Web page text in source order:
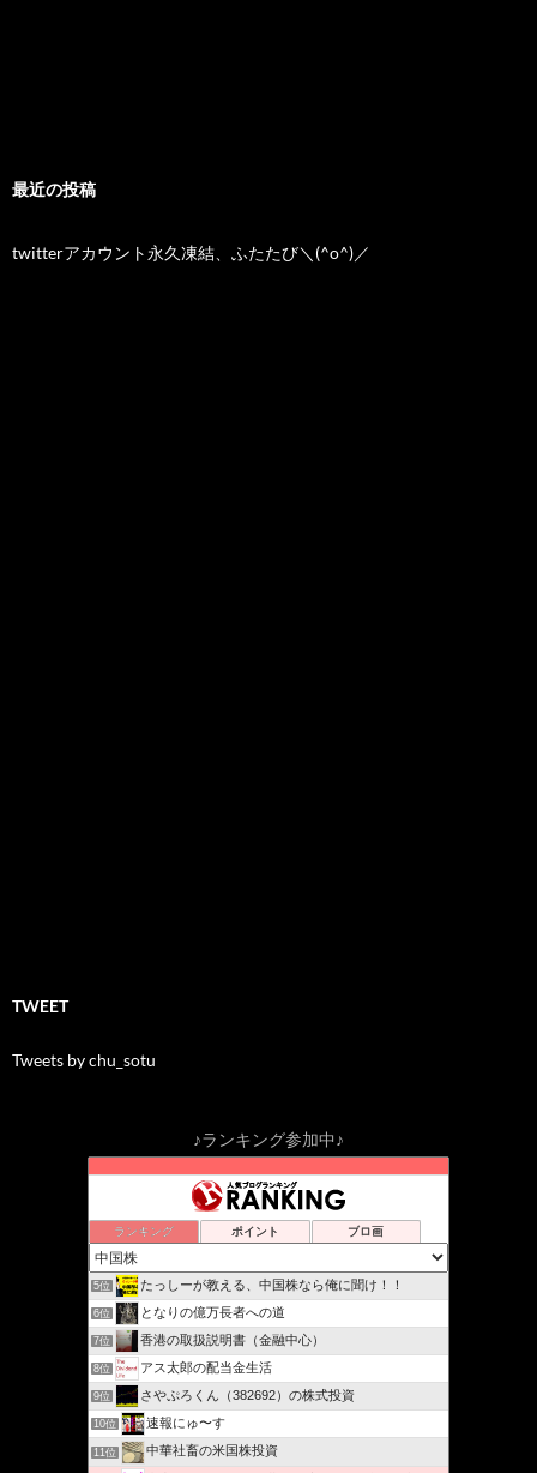
最近の投稿
twitterアカウント永久凍結、ふたたび＼(^o^)／
TWEET
Tweets by chu_sotu
♪ランキング参加中♪
ランキング ポイント ブロ画
5位 たっしーが教える、中国株なら俺に聞け！！
6位 となりの億万長者への道
7位 香港の取扱説明書（金融中心）
8位 アス太郎の配当金生活
9位 さやぷろくん（382692）の株式投資
10位 速報にゅ〜す
11位 中華社畜の米国株投資